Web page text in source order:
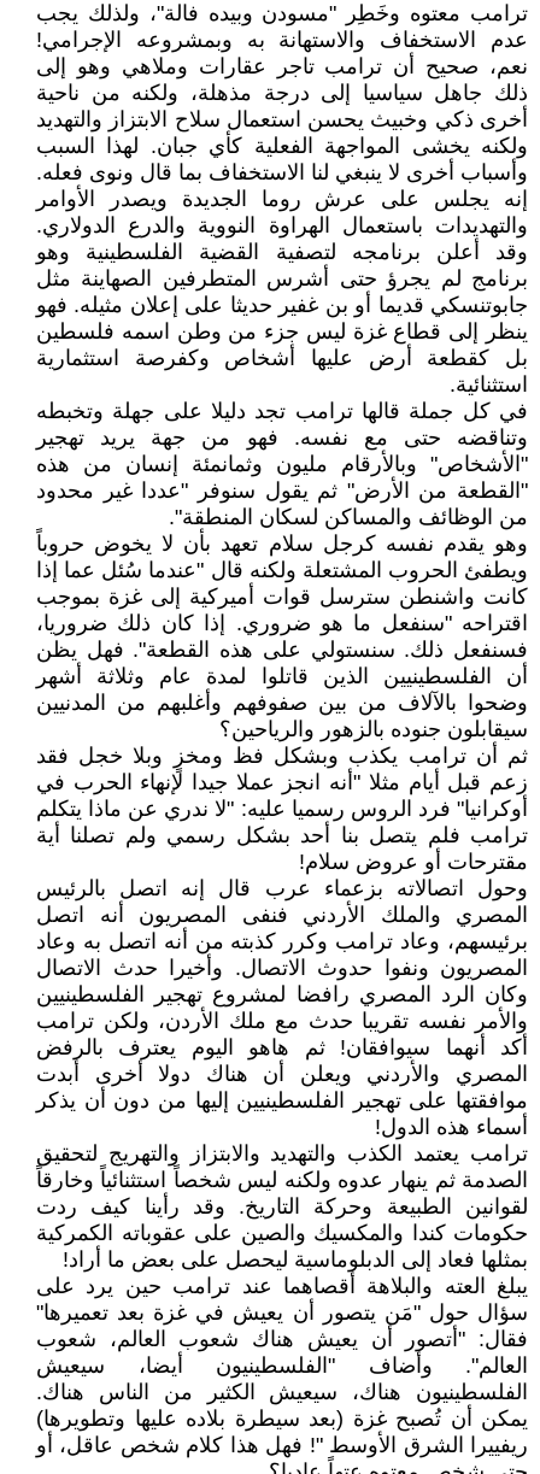
ترامب معتوه وخَطِر "مسودن وبيده فالة"، ولذلك يجب
عدم الاستخفاف والاستهانة به وبمشروعه الإجرامي!
نعم، صحيح أن ترامب تاجر عقارات وملاهي وهو إلى
ذلك جاهل سياسيا إلى درجة مذهلة، ولكنه من ناحية
أخرى ذكي وخبيث يحسن استعمال سلاح الابتزاز والتهديد
ولكنه يخشى المواجهة الفعلية كأي جبان. لهذا السبب
وأسباب أخرى لا ينبغي لنا الاستخفاف بما قال ونوى فعله.
إنه يجلس على عرش روما الجديدة ويصدر الأوامر
والتهديدات باستعمال الهراوة النووية والدرع الدولاري.
وقد أعلن برنامجه لتصفية القضية الفلسطينية وهو
برنامج لم يجرؤ حتى أشرس المتطرفين الصهاينة مثل
جابوتنسكي قديما أو بن غفير حديثا على إعلان مثيله. فهو
ينظر إلى قطاع غزة ليس جزء من وطن اسمه فلسطين
بل كقطعة أرض عليها أشخاص وكفرصة استثمارية
استثنائية.
في كل جملة قالها ترامب تجد دليلا على جهلة وتخبطه
وتناقضه حتى مع نفسه. فهو من جهة يريد تهجير
"الأشخاص" وبالأرقام مليون وثمانمئة إنسان من هذه
"القطعة من الأرض" ثم يقول سنوفر "عددا غير محدود
من الوظائف والمساكن لسكان المنطقة".
وهو يقدم نفسه كرجل سلام تعهد بأن لا يخوض حروباً
ويطفئ الحروب المشتعلة ولكنه قال "عندما سُئل عما إذا
كانت واشنطن سترسل قوات أميركية إلى غزة بموجب
اقتراحه "سنفعل ما هو ضروري. إذا كان ذلك ضروريا،
فسنفعل ذلك. سنستولي على هذه القطعة". فهل يظن
أن الفلسطينيين الذين قاتلوا لمدة عام وثلاثة أشهر
وضحوا بالآلاف من بين صفوفهم وأغلبهم من المدنيين
سيقابلون جنوده بالزهور والرياحين؟
ثم أن ترامب يكذب وبشكل فظ ومخزٍ وبلا خجل فقد
زعم قبل أيام مثلا "أنه انجز عملا جيدا لإنهاء الحرب في
أوكرانيا" فرد الروس رسميا عليه: "لا ندري عن ماذا يتكلم
ترامب فلم يتصل بنا أحد بشكل رسمي ولم تصلنا أية
مقترحات أو عروض سلام!
وحول اتصالاته بزعماء عرب قال إنه اتصل بالرئيس
المصري والملك الأردني فنفى المصريون أنه اتصل
برئيسهم، وعاد ترامب وكرر كذبته من أنه اتصل به وعاد
المصريون ونفوا حدوث الاتصال. وأخيرا حدث الاتصال
وكان الرد المصري رافضا لمشروع تهجير الفلسطينيين
والأمر نفسه تقريبا حدث مع ملك الأردن، ولكن ترامب
أكد أنهما سيوافقان! ثم هاهو اليوم يعترف بالرفض
المصري والأردني ويعلن أن هناك دولا أخرى أبدت
موافقتها على تهجير الفلسطينيين إليها من دون أن يذكر
أسماء هذه الدول!
ترامب يعتمد الكذب والتهديد والابتزاز والتهريج لتحقيق
الصدمة ثم ينهار عدوه ولكنه ليس شخصاً استثنائياً وخارقاً
لقوانين الطبيعة وحركة التاريخ. وقد رأينا كيف ردت
حكومات كندا والمكسيك والصين على عقوباته الكمركية
بمثلها فعاد إلى الدبلوماسية ليحصل على بعض ما أراد!
يبلغ العته والبلاهة أقصاهما عند ترامب حين يرد على
سؤال حول "مَن يتصور أن يعيش في غزة بعد تعميرها"
فقال: "أتصور أن يعيش هناك شعوب العالم، شعوب
العالم". وأضاف "الفلسطينيون أيضا، سيعيش
الفلسطينيون هناك، سيعيش الكثير من الناس هناك.
يمكن أن تُصبح غزة (بعد سيطرة بلاده عليها وتطويرها)
ريفييرا الشرق الأوسط "! فهل هذا كلام شخص عاقل، أو